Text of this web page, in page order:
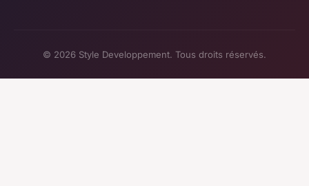
© 2026 Style Developpement. Tous droits réservés.